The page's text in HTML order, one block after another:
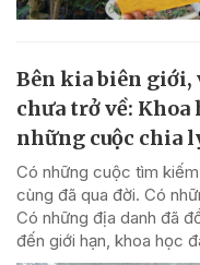
Bên kia biên
chưa trở về:
những cuộc chia
Có những cuộc tìm
cùng đã qua đời. Có
Có những địa danh đã
đến giới hạn, khoa học